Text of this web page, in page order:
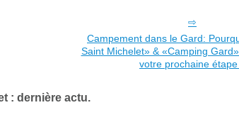
Campement dans le Gard:
Saint Michelet» & «Camping
votre prochaine étape
: dernière actu.